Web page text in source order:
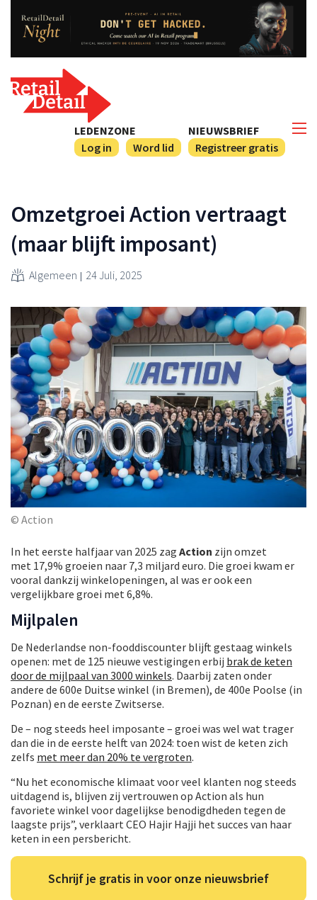
NIEUWSBRIEF
Registreer gratis
LEDENZONE
Log in
Word lid
Omzetgroei Action vertraagt
(maar blijft imposant)
Algemeen 24 Juli, 2025
© Action
In het eerste halfjaar van 2025 zag Action zijn omzet
met 17,9% groeien naar 7,3 miljard euro. Die groei kwam er
vooral dankzij winkelopeningen, al was er ook een
vergelijkbare groei met 6,8%.
Mijlpalen
De Nederlandse non-fooddiscounter blijft gestaag winkels
openen: met de 125 nieuwe vestigingen erbij brak de keten
door de mijlpaal van 3000 winkels. Daarbij zaten onder
andere de 600e Duitse winkel (in Bremen), de 400e Poolse (in
Poznan) en de eerste Zwitserse.
De – nog steeds heel imposante – groei was wel wat trager
dan die in de eerste helft van 2024: toen wist de keten zich
zelfs met meer dan 20% te vergroten.
“Nu het economische klimaat voor veel klanten nog steeds
uitdagend is, blijven zij vertrouwen op Action als hun
favoriete winkel voor dagelijkse benodigdheden tegen de
laagste prijs”, verklaart CEO Hajir Hajji het succes van haar
keten in een persbericht.
Schrijf je gratis in voor onze nieuwsbrief